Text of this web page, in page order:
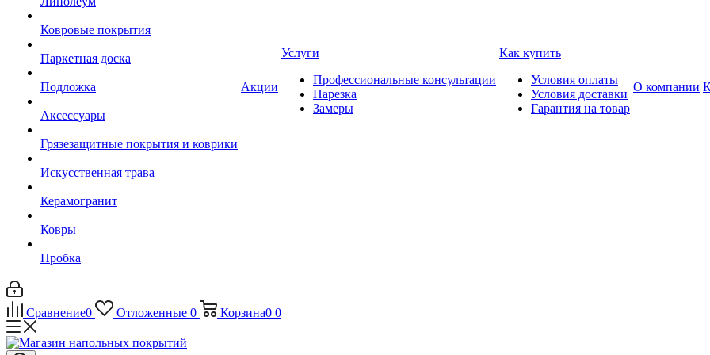
Ковровые покрытия
Паркетная доска
Подложка
Аксессуары
Грязезащитные покрытия и коврики
Искусственная трава
Керамогранит
Ковры
Пробка
Акции
Услуги
Профессиональные консультации
Нарезка
Замеры
Как купить
Условия оплаты
Условия доставки
Гарантия на товар
О компании
Сравнение0 Отложенные 0 Корзина0 0